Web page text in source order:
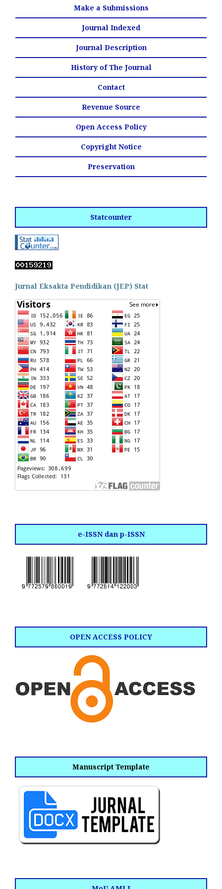
Make a Submissions
Journal Indexed
Journal Description
History of The Journal
Contact
Revenue Source
Open Access Policy
Copyright Notice
Preservation
Statcounter
Jurnal Eksakta Pendidikan (JEP) Stat
e-ISSN dan p-ISSN
OPEN ACCESS POLICY
Manuscript Template